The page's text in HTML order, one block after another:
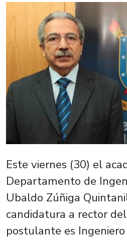
Este viernes (30) el
Departamento de
Ubaldo Zúñiga
candidatura a rector
postulante es